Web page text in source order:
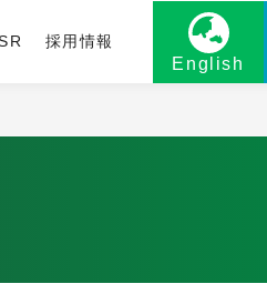
採用情報
English